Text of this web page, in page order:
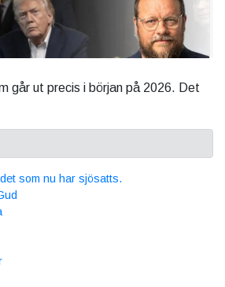
går ut precis i början på 2026. Det
som nu har sjösatts.